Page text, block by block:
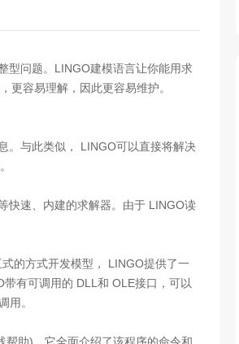
型问题。LINGO建模语言让你能用求
更容易理解，因此更容易维护。
。与此类似， LINGO可以直接将解决
快速、内建的求解器。由于 LINGO读
的方式开发模型， LINGO提供了一
有可调用的 DLL和 OLE接口，可以
用。